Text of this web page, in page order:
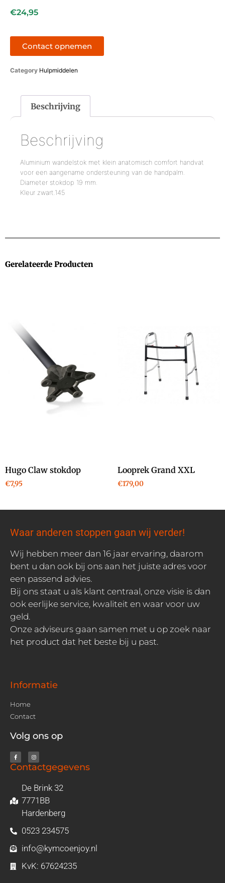
€24,95
Contact opnemen
Category Hulpmiddelen
Beschrijving
Beschrijving
Aluminium wandelstok met klein anatomisch comfort handvat
voor een aangename ondersteuning van de handpalm.
Diameter stokdop 19 mm.
Kleur zwart.145
Gerelateerde Producten
Hugo Claw stokdop
€7,95
Looprek Grand XXL
€179,00
Waar anderen stoppen gaan wij verder!
Wij hebben meer dan 16 jaar ervaring, daarom
bent u dan ook bij ons aan het juiste adres voor
een passend advies.
Bij ons staat u als klant centraal, onze visie is dan
ook eerlijke service, kwaliteit en waar voor uw
geld.
Onze adviseurs gaan samen met u op zoek naar
het product dat het beste bij u past.
Informatie
Home
Contact
Volg ons op
Contactgegevens
De Brink 32
7771BB
Hardenberg
0523 234575
info@kymcoenjoy.nl
KvK: 67624235